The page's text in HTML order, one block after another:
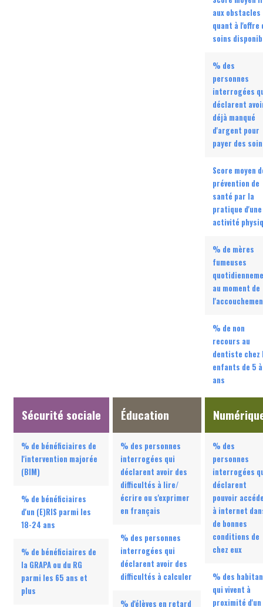
aux obstacles
quant à l'offre
soins
% des
personnes
interrogées
déclarent
déjà manqué
d'argent pour
payer des
Score moyen
prévention de
santé par la
pratique d'une
activité
% de mères
fumeuses
au moment de
% de non
recours au
dentiste chez
enfants de 5
ans
Sécurité sociale
% de bénéficiaires de
l'intervention majorée
(BIM)
% de bénéficiaires
d'un (E)RIS parmi les
18-24 ans
% de bénéficiaires de
la GRAPA ou du RG
parmi les 65 ans et
plus
Éducation
% des personnes
interrogées qui
déclarent avoir des
difficultés à lire/
écrire ou s'exprimer
en français
% des personnes
interrogées qui
déclarent avoir des
difficultés à calculer
% d'élèves en retard
% des
personnes
interrogées
déclarent
pouvoir
à internet
de bonnes
conditions de
chez eux
% des
qui vivent à
proximité d'un